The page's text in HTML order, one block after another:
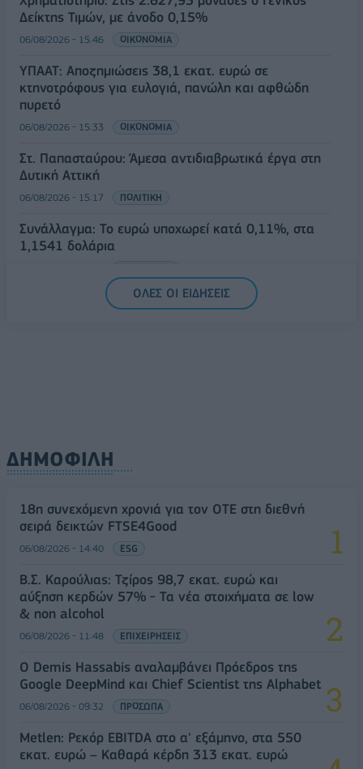
Δείκτης Τιμών, με άνοδο 0,15%
06/08/2026 - 15:46 ΟΙΚΟΝΟΜΙΑ
ΥΠΑΑΤ: Αποζημιώσεις 38,1 εκατ. ευρώ σε
κτηνοτρόφους για ευλογιά, πανώλη και αφθώδη
πυρετό
06/08/2026 - 15:33 ΟΙΚΟΝΟΜΙΑ
Στ. Παπασταύρου: Άμεσα αντιδιαβρωτικά έργα στη
Δυτική Αττική
06/08/2026 - 15:17 ΠΟΛΙΤΙΚΗ
Συνάλλαγμα: Το ευρώ υποχωρεί κατά 0,11%, στα
1,1541 δολάρια
ΟΛΕΣ ΟΙ ΕΙΔΗΣΕΙΣ
ΔΗΜΟΦΙΛΗ
18η συνεχόμενη χρονιά για τον ΟΤΕ στη διεθνή
σειρά δεικτών FTSE4Good
06/08/2026 - 14:40 ESG
Β.Σ. Καρούλιας: Τζίρος 98,7 εκατ. ευρώ και
αύξηση κερδών 57% - Τα νέα στοιχήματα σε low
& non alcohol
06/08/2026 - 11:48 ΕΠΙΧΕΙΡΗΣΕΙΣ
Ο Demis Hassabis αναλαμβάνει Πρόεδρος της
Google DeepMind και Chief Scientist της Alphabet
06/08/2026 - 09:32 ΠΡΟΣΩΠΑ
Metlen: Ρεκόρ EBITDA στο α' εξάμηνο, στα 550
εκατ. ευρώ – Καθαρά κέρδη 313 εκατ. ευρώ